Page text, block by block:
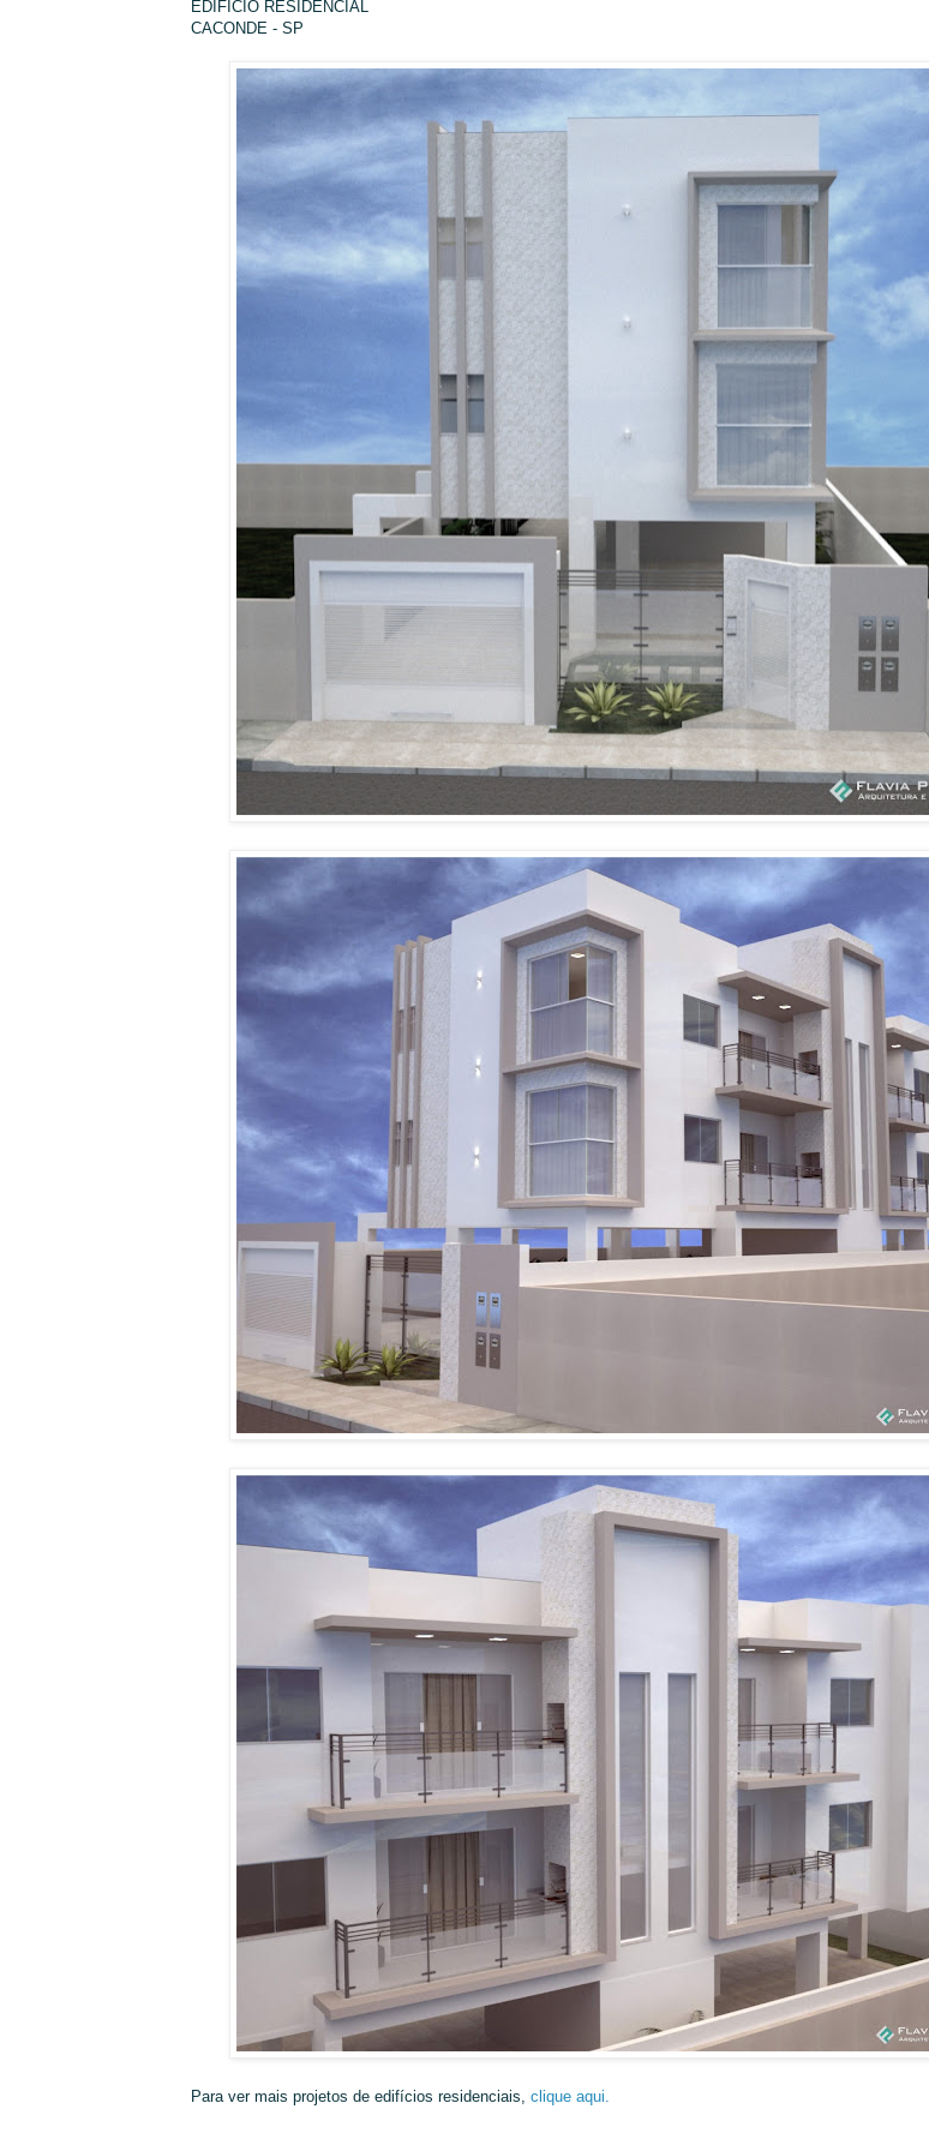
EDIFICIO RESIDENCIAL
CACONDE - SP
Para ver mais projetos de edifícios residenciais, clique aqui.